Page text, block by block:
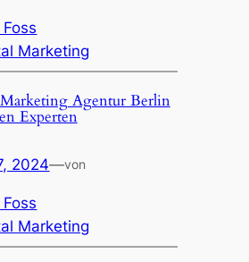
Marketing
Agentur Berlin
Experten
2024—von
Marketing